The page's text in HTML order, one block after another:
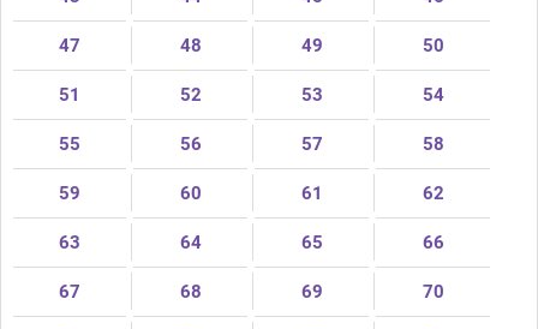
47 48 49 50
51 52 53 54
55 56 57 58
59 60 61 62
63 64 65 66
67 68 69 70